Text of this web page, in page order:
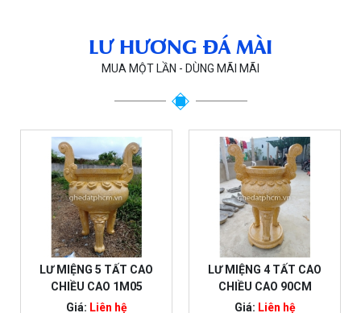
LƯ HƯƠNG ĐÁ MÀI
MUA MỘT LẦN - DÙNG MÃI MÃI
LƯ MIỆNG 5 TẤT CAO
CHIỀU CAO 1M05
Giá: Liên hệ
LƯ MIỆNG 4 TẤT CAO
CHIỀU CAO 90CM
Giá: Liên hệ